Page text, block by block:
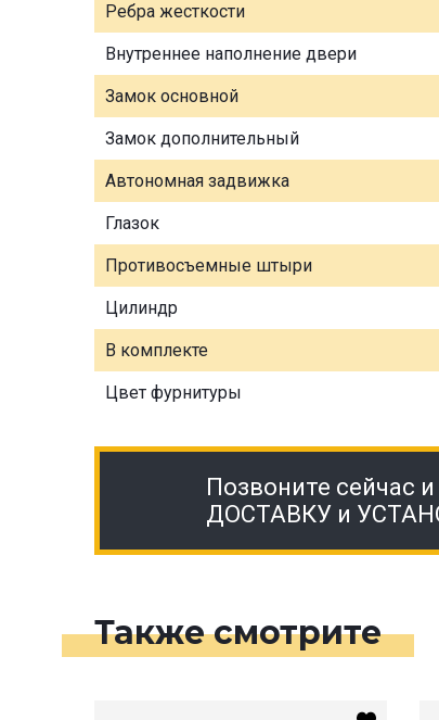
Ребра жесткости
Внутреннее наполнение двери
Замок основной
Замок дополнительный
Автономная задвижка
Глазок
Противосъемные штыри
Цилиндр
В комплекте
Цвет фурнитуры
Позвоните сейчас
ДОСТАВКУ и
Также смотрите